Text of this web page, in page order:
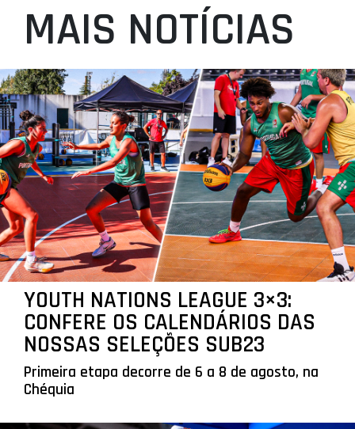
MAIS NOTÍCIAS
YOUTH NATIONS LEAGUE 3×3:
CONFERE OS CALENDÁRIOS DAS
NOSSAS SELEÇÕES SUB23
Primeira etapa decorre de 6 a 8 de agosto, na
Chéquia